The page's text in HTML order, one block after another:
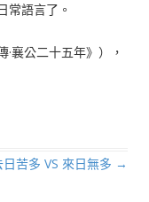
常語言了。
襄公二十五年》），
日苦多 VS 來日無多 →